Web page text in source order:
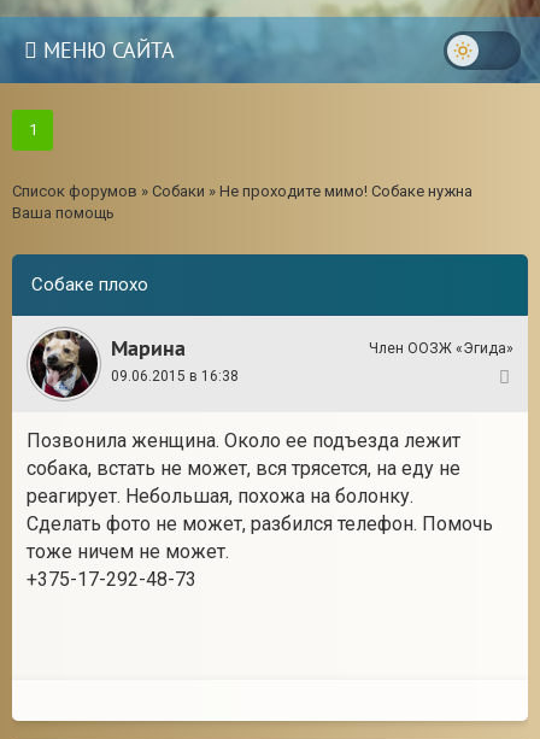
МЕНЮ САЙТА
1
Список форумов » Собаки » Не проходите мимо! Собаке нужна
Ваша помощь
Собаке плохо
Марина
Член ООЗЖ «Эгида»
09.06.2015 в 16:38
Позвонила женщина. Около ее подъезда лежит
собака, встать не может, вся трясется, на еду не
реагирует. Небольшая, похожа на болонку.
Сделать фото не может, разбился телефон. Помочь
тоже ничем не может.
+375-17-292-48-73